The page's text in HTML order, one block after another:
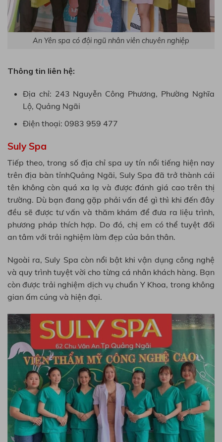
An Yên spa có đội ngũ nhân viên chuyên nghiệp
Thông tin liên hệ:
Địa chỉ: 243 Nguyễn Công Phương, Phường Nghĩa
Lộ, Quảng Ngãi
Điện thoại: 0983 959 477
Suly Spa
Tiếp theo, trong số địa chỉ spa uy tín nổi tiếng hiện nay
trên địa bàn tỉnhQuảng Ngãi, Suly Spa đã trở thành cái
tên không còn quá xa lạ và được đánh giá cao trên thị
trường. Dù bạn đang gặp phải vấn đề gì thì khi đến đây
đều sẽ được tư vấn và thăm khám để đưa ra liệu trình,
phương pháp thích hợp. Do đó, chị em có thể tuyệt đối
an tâm với trải nghiệm làm đẹp của bản thân.
Ngoài ra, Suly Spa còn nổi bật khi vận dụng công nghệ
và quy trình tuyệt vời cho từng cá nhân khách hàng. Bạn
còn được trải nghiệm dịch vụ chuẩn Y Khoa, trong không
gian ấm cúng và hiện đại.